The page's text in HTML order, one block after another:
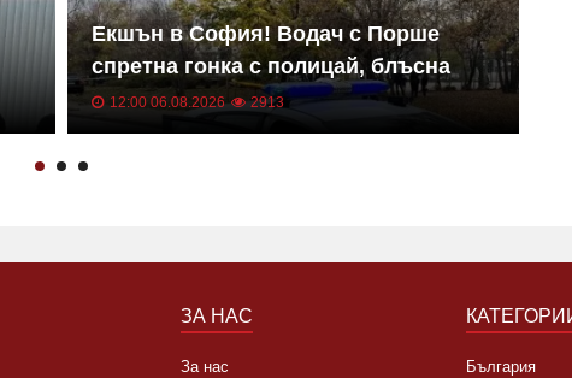
Екшън в София! Водач с Порше
спретна гонка с полицай, блъсна
патрулката и избяга
12:00 06.08.2026 2913
ЗА НАС
За нас България